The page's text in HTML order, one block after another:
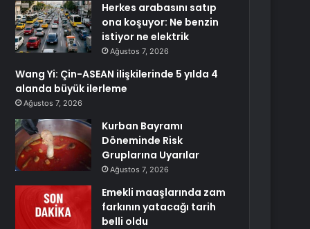
Herkes arabasını satıp
ona koşuyor: Ne benzin
istiyor ne elektrik
Ağustos 7, 2026
Wang Yi: Çin-ASEAN ilişkilerinde 5 yılda 4
alanda büyük ilerleme
Ağustos 7, 2026
Kurban Bayramı
Döneminde Risk
Gruplarına Uyarılar
Ağustos 7, 2026
Emekli maaşlarında zam
farkının yatacağı tarih
belli oldu